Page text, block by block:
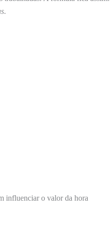
.
influenciar o valor da hora